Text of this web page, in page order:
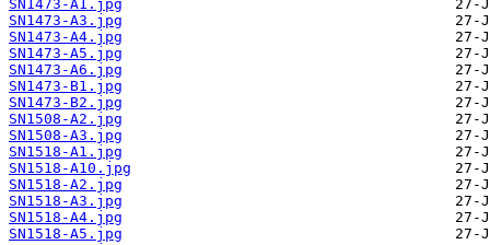
SN1473-A1.jpg
SN1473-A3.jpg
SN1473-A4.jpg
SN1473-A5.jpg
SN1473-A6.jpg
SN1473-B1.jpg
SN1473-B2.jpg
SN1508-A2.jpg
SN1508-A3.jpg
SN1518-A1.jpg
SN1518-A10.jpg
SN1518-A2.jpg
SN1518-A3.jpg
SN1518-A4.jpg
SN1518-A5.jpg